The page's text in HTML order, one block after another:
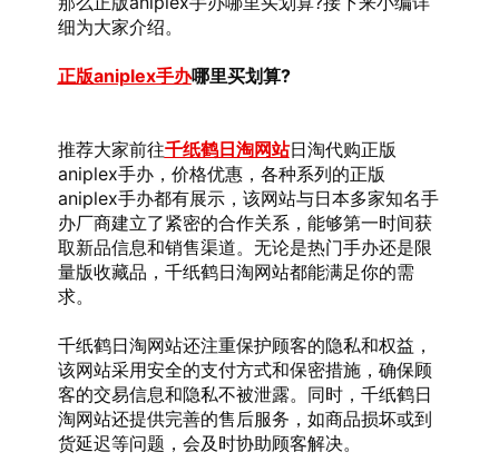
细为大家介绍。
正版aniplex手办哪里买划算?
推荐大家前往千纸鹤日淘网站日淘代购正版
aniplex手办，价格优惠，各种系列的正版
aniplex手办都有展示，该网站与日本多家知名手
办厂商建立了紧密的合作关系，能够第一时间获
取新品信息和销售渠道。无论是热门手办还是限
量版收藏品，千纸鹤日淘网站都能满足你的需
求。
千纸鹤日淘网站还注重保护顾客的隐私和权益，
该网站采用安全的支付方式和保密措施，确保顾
客的交易信息和隐私不被泄露。同时，千纸鹤日
淘网站还提供完善的售后服务，如商品损坏或到
货延迟等问题，会及时协助顾客解决。